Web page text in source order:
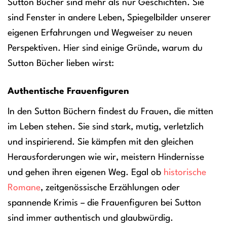
Sutton Bücher sind mehr als nur Geschichten. Sie
sind Fenster in andere Leben, Spiegelbilder unserer
eigenen Erfahrungen und Wegweiser zu neuen
Perspektiven. Hier sind einige Gründe, warum du
Sutton Bücher lieben wirst:
Authentische Frauenfiguren
In den Sutton Büchern findest du Frauen, die mitten
im Leben stehen. Sie sind stark, mutig, verletzlich
und inspirierend. Sie kämpfen mit den gleichen
Herausforderungen wie wir, meistern Hindernisse
und gehen ihren eigenen Weg. Egal ob historische
Romane, zeitgenössische Erzählungen oder
spannende Krimis – die Frauenfiguren bei Sutton
sind immer authentisch und glaubwürdig.